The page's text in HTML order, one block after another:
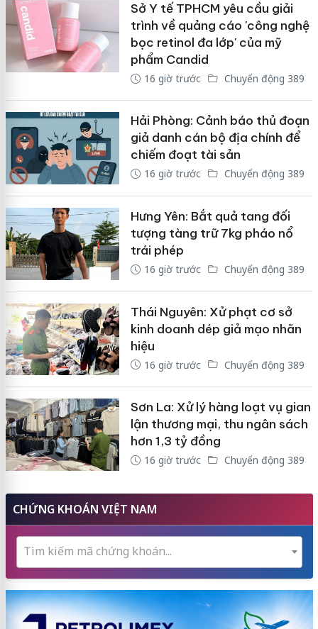
Sở Y tế TPHCM yêu cầu giải
trình về quảng cáo 'công nghệ
bọc retinol đa lớp' của mỹ
phẩm Candid
16 giờ trước Chuyển động 389
Hải Phòng: Cảnh báo thủ đoạn
giả danh cán bộ địa chính để
chiếm đoạt tài sản
16 giờ trước Chuyển động 389
Hưng Yên: Bắt quả tang đối
tượng tàng trữ 7kg pháo nổ
trái phép
16 giờ trước Chuyển động 389
Thái Nguyên: Xử phạt cơ sở
kinh doanh dép giả mạo nhãn
hiệu
16 giờ trước Chuyển động 389
Sơn La: Xử lý hàng loạt vụ gian
lận thương mại, thu ngân sách
hơn 1,3 tỷ đồng
16 giờ trước Chuyển động 389
CHỨNG KHOÁN VIỆT NAM
Tìm kiếm mã chứng khoán...